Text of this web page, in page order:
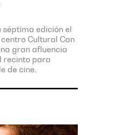
séptima edición el
Cultural Can
gran afluencia
recinto para
de cine.